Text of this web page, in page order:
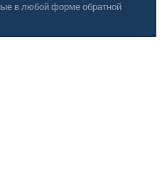
в любой форме обратной